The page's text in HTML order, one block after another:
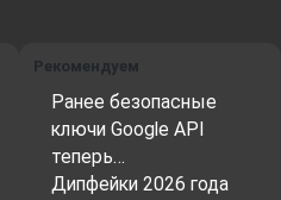
Рекомендуем
Ранее безопасные
ключи Google API
теперь…
Дипфейки 2026 года